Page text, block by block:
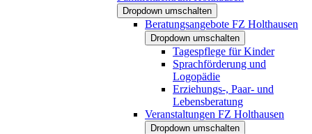
Dropdown umschalten
Beratungsangebote FZ Holthausen
Dropdown umschalten
Tagespflege für Kinder
Sprachförderung und
Logopädie
Erziehungs-, Paar- und
Lebensberatung
Veranstaltungen FZ Holthausen
Dropdown umschalten